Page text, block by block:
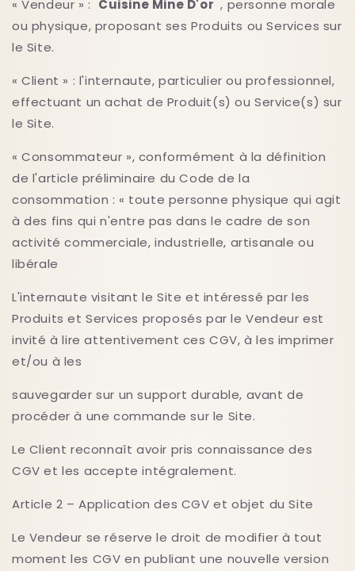
« Vendeur » : Cuisine Mine D'or , personne morale
ou physique, proposant ses Produits ou Services sur
le Site.
« Client » : l'internaute, particulier ou professionnel,
effectuant un achat de Produit(s) ou Service(s) sur
le Site.
« Consommateur », conformément à la définition
de l'article préliminaire du Code de la
consommation : « toute personne physique qui agit
à des fins qui n'entre pas dans le cadre de son
activité commerciale, industrielle, artisanale ou
libérale
L'internaute visitant le Site et intéressé par les
Produits et Services proposés par le Vendeur est
invité à lire attentivement ces CGV, à les imprimer
et/ou à les
sauvegarder sur un support durable, avant de
procéder à une commande sur le Site.
Le Client reconnaît avoir pris connaissance des
CGV et les accepte intégralement.
Article 2 – Application des CGV et objet du Site
Le Vendeur se réserve le droit de modifier à tout
moment les CGV en publiant une nouvelle version